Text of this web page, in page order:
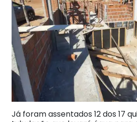
Já foram assentados 12 dos 17